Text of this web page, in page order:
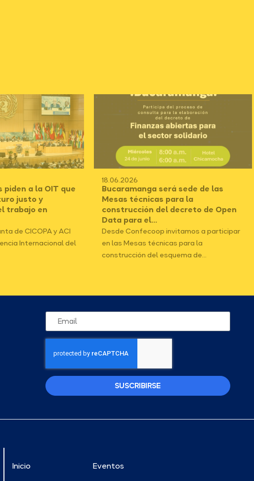
a la OIT que
justo y
trabajo en
de CICOPA y ACI
Internacional del
18.06.2026
Bucaramanga será sede de las
Mesas técnicas para la
construcción del decreto de Open
Data para el...
Desde Confecoop invitamos a participar
en las Mesas técnicas para la
construcción del esquema de...
SUSCRIBIRSE
Inicio
Eventos